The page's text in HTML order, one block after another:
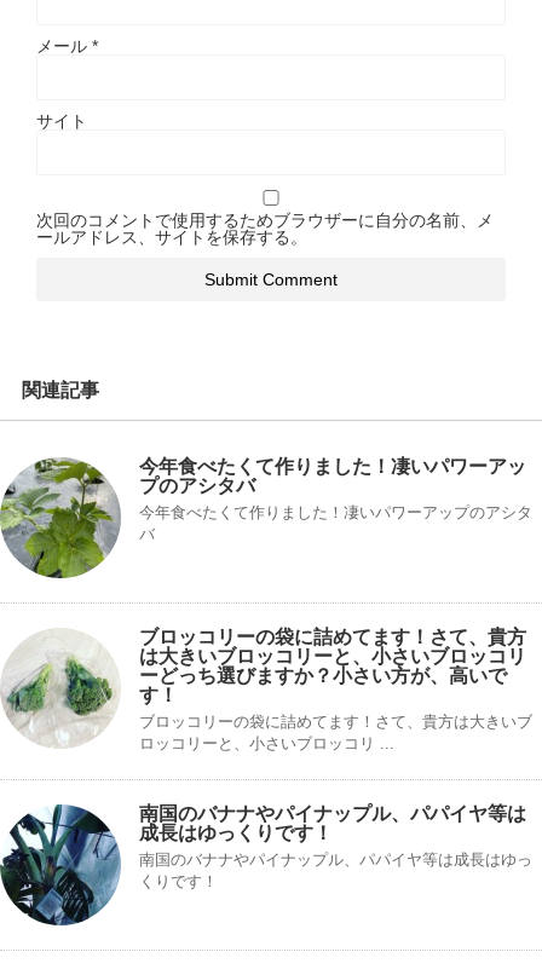
メール *
サイト
次回のコメントで使用するためブラウザーに自分の名前、メ
ールアドレス、サイトを保存する。
関連記事
今年食べたくて作りました！凄いパワーアッ
プのアシタバ
今年食べたくて作りました！凄いパワーアップのアシタ
バ
ブロッコリーの袋に詰めてます！さて、貴方
は大きいブロッコリーと、小さいブロッコリ
ーどっち選びますか？小さい方が、高いで
す！
ブロッコリーの袋に詰めてます！さて、貴方は大きいブ
ロッコリーと、小さいブロッコリ ...
南国のバナナやパイナップル、パパイヤ等は
成長はゆっくりです！
南国のバナナやパイナップル、パパイヤ等は成長はゆっ
くりです！